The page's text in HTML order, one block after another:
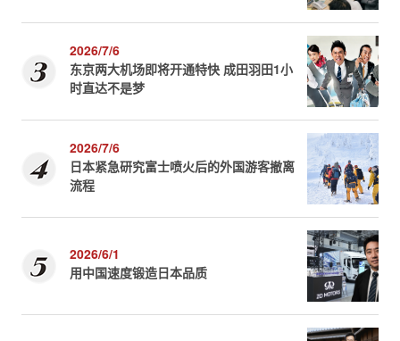
2026/7/6
东京两大机场即将开通特快 成田羽田1小
时直达不是梦
2026/7/6
日本紧急研究富士喷火后的外国游客撤离
流程
2026/6/1
用中国速度锻造日本品质